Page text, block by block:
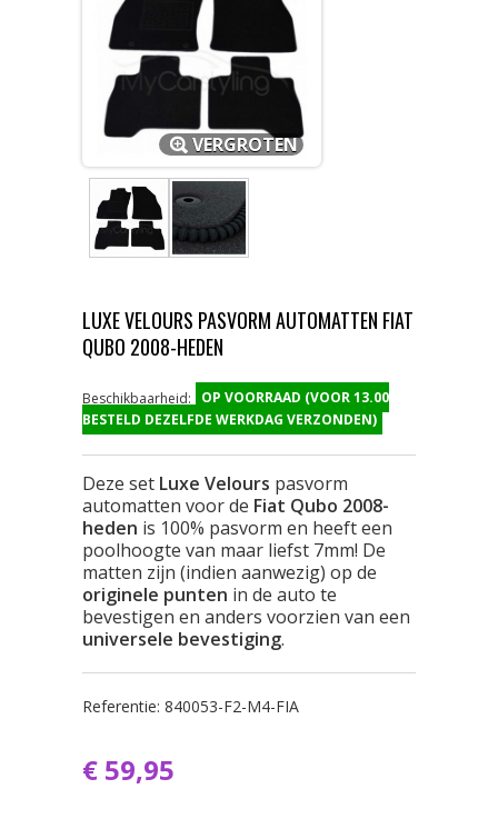
VERGROTEN
LUXE VELOURS PASVORM AUTOMATTEN FIAT
QUBO 2008-HEDEN
Beschikbaarheid:
OP VOORRAAD (VOOR 13.00
BESTELD DEZELFDE WERKDAG VERZONDEN)
Deze set Luxe Velours pasvorm
automatten voor de Fiat Qubo 2008-
heden is 100% pasvorm en heeft een
poolhoogte van maar liefst 7mm! De
matten zijn (indien aanwezig) op de
originele punten in de auto te
bevestigen en anders voorzien van een
universele bevestiging.
Referentie: 840053-F2-M4-FIA
€ 59,95